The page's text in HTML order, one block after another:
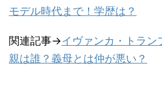
モデル時代まで！学歴は？
関連記事→イヴァンカ・トラ
親は誰？義母とは仲が悪い？